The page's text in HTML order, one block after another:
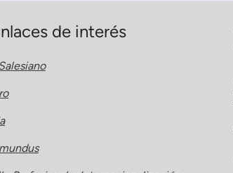
de interés